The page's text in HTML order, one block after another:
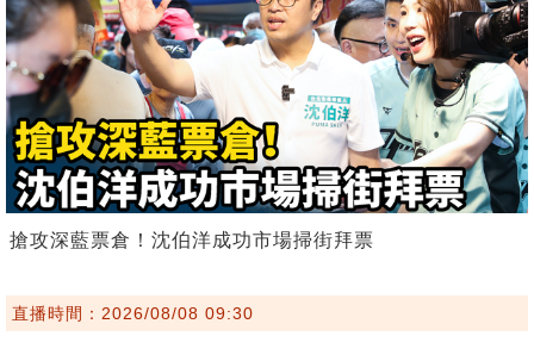
搶攻深藍票倉！沈伯洋成功市場掃街拜票
直播時間：2026/08/08 09:30